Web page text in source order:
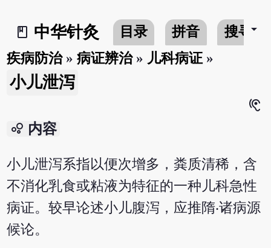
book_2
中华针灸 目录 拼音 搜寻arrow_drop_down
疾病防治»病证辨治» 儿科病证 »
小儿泄泻
hearing
bubble_chart 内容
小儿泄泻系指以便次增多，粪质清稀，含
不消化乳食或粘液为特征的一种儿科急性
病证。较早论述小儿腹泻，应推隋‧诸病源
候论。